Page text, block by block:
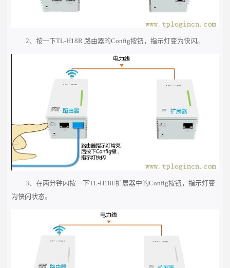
2、按一下TL-H18R 路由器的Config按钮，指示灯变为快闪。
3、在两分钟内按一下TL-H18E扩展器中的Config按钮，指示灯变
为快闪状态。